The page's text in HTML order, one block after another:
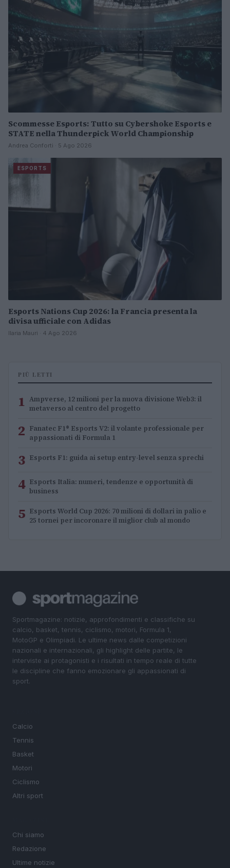
Scommesse Esports: Tutto su Cybershoke Esports e
STATE nella Thunderpick World Championship
Andrea Conforti · 5 Ago 2026
ESPORTS
Esports Nations Cup 2026: la Francia presenta la
divisa ufficiale con Adidas
Ilaria Mauri · 4 Ago 2026
PIÙ LETTI
1 Ampverse, 12 milioni per la nuova divisione Web3: il
metaverso al centro del progetto
2 Fanatec F1® Esports V2: il volante professionale per
appassionati di Formula 1
3 Esports F1: guida ai setup entry-level senza sprechi
4 Esports Italia: numeri, tendenze e opportunità di
business
5 Esports World Cup 2026: 70 milioni di dollari in palio e
25 tornei per incoronare il miglior club al mondo
Sportmagazine: notizie, approfondimenti e classifiche su
calcio, basket, tennis, ciclismo, motori, Formula 1,
MotoGP e Olimpiadi. Le ultime news dalle competizioni
nazionali e internazionali, gli highlight delle partite, le
interviste ai protagonisti e i risultati in tempo reale di tutte
le discipline che fanno emozionare gli appassionati di
sport.
Calcio
Tennis
Basket
Motori
Ciclismo
Altri sport
Chi siamo
Redazione
Ultime notizie